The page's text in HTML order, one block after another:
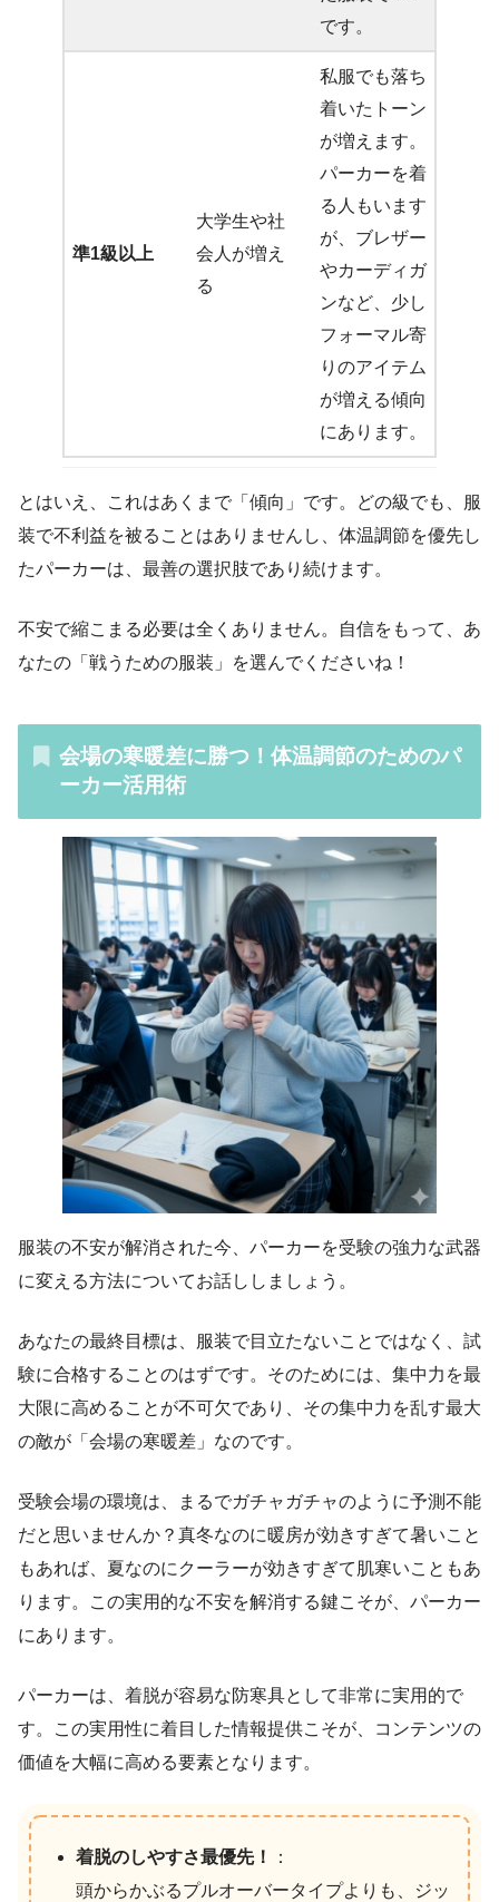
です。
準1級以上
大学生や社
会人が増え
る
私服でも落ち
着いたトーン
が増えます。
パーカーを着
る人もいます
が、ブレザー
やカーディガ
ンなど、少し
フォーマル寄
りのアイテム
が増える傾向
にあります。
とはいえ、これはあくまで「傾向」です。どの級でも、服
装で不利益を被ることはありませんし、体温調節を優先し
たパーカーは、最善の選択肢であり続けます。
不安で縮こまる必要は全くありません。自信をもって、あ
なたの「戦うための服装」を選んでくださいね！
会場の寒暖差に勝つ！体温調節のためのパ
ーカー活用術
服装の不安が解消された今、パーカーを受験の強力な武器
に変える方法についてお話ししましょう。
あなたの最終目標は、服装で目立たないことではなく、試
験に合格することのはずです。そのためには、集中力を最
大限に高めることが不可欠であり、その集中力を乱す最大
の敵が「会場の寒暖差」なのです。
受験会場の環境は、まるでガチャガチャのように予測不能
だと思いませんか？真冬なのに暖房が効きすぎて暑いこと
もあれば、夏なのにクーラーが効きすぎて肌寒いこともあ
ります。この実用的な不安を解消する鍵こそが、パーカー
にあります。
パーカーは、着脱が容易な防寒具として非常に実用的で
す。この実用性に着目した情報提供こそが、コンテンツの
価値を大幅に高める要素となります。
着脱のしやすさ最優先！
：
頭からかぶるプルオーバータイプよりも、ジッ